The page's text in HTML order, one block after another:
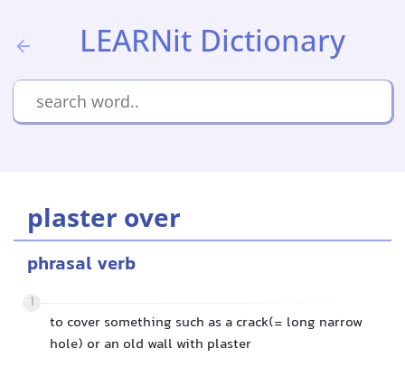
LEARNit Dictionary
plaster over
phrasal verb
1
to cover something such as a crack(= long narrow
hole) or an old wall with plaster